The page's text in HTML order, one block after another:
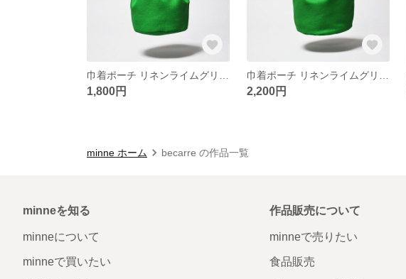
1,800円 2,200円
minne ホーム becarre の作品一覧
minneを知る
minneについて
minneで買いたい
作品販売について
minneで売りたい
食品販売